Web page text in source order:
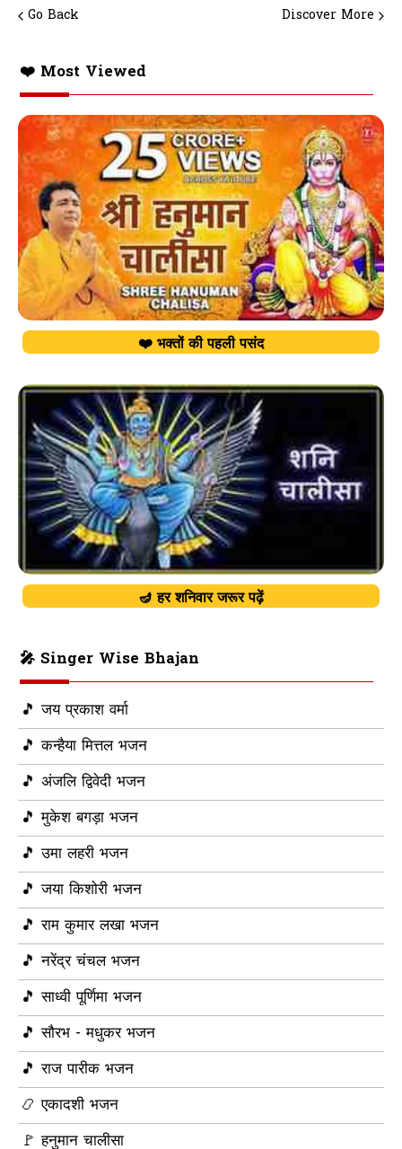
Go Back Discover More
❤️ Most Viewed
❤️ भक्तों की पहली पसंद
🪔 हर शनिवार जरूर पढ़ें
🎤 Singer Wise Bhajan
🎵 जय प्रकाश वर्मा
🎵 कन्हैया मित्तल भजन
🎵 अंजलि द्विवेदी भजन
🎵 मुकेश बगड़ा भजन
🎵 उमा लहरी भजन
🎵 जया किशोरी भजन
🎵 राम कुमार लखा भजन
🎵 नरेंद्र चंचल भजन
🎵 साध्वी पूर्णिमा भजन
🎵 सौरभ - मधुकर भजन
🎵 राज पारीक भजन
📿 एकादशी भजन
🚩 हनुमान चालीसा